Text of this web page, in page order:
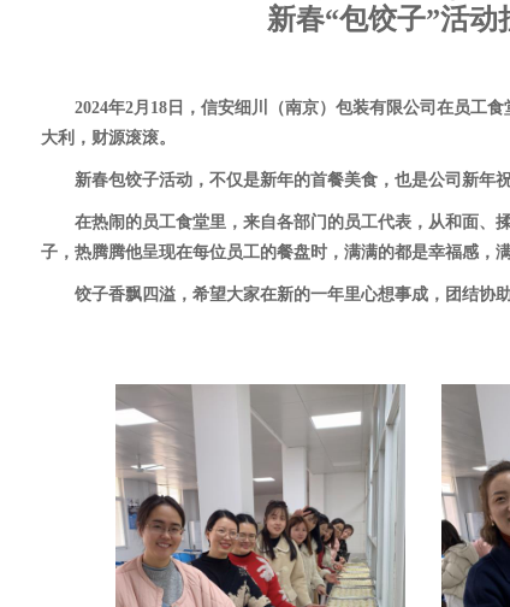
新春“包饺子”活动
2024年2月18日，信安细川（南京）包装有限公司在员工
大利，财源滚滚。
新春包饺子活动，不仅是新年的首餐美食，也是公司新年
在热闹的员工食堂里，来自各部门的员工代表，从和面、
子，热腾腾他呈现在每位员工的餐盘时，满满的都是幸福感，
饺子香飘四溢，希望大家在新的一年里心想事成，团结协